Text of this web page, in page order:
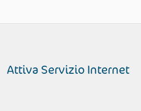
Attiva Servizio Internet